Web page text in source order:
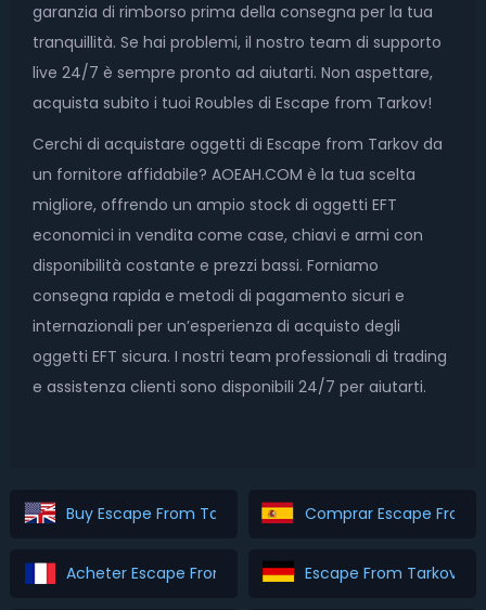
garanzia di rimborso prima della consegna per la tua
tranquillità. Se hai problemi, il nostro team di supporto
live 24/7 è sempre pronto ad aiutarti. Non aspettare,
acquista subito i tuoi Roubles di Escape from Tarkov!
Cerchi di acquistare oggetti di Escape from Tarkov da
un fornitore affidabile? AOEAH.COM è la tua scelta
migliore, offrendo un ampio stock di oggetti EFT
economici in vendita come case, chiavi e armi con
disponibilità costante e prezzi bassi. Forniamo
consegna rapida e metodi di pagamento sicuri e
internazionali per un’esperienza di acquisto degli
oggetti EFT sicura. I nostri team professionali di trading
e assistenza clienti sono disponibili 24/7 per aiutarti.
Buy Escape From Tarkov RoublesComprar Escape From
Acheter Escape From Tarkov RoublesEscape From Tarkov